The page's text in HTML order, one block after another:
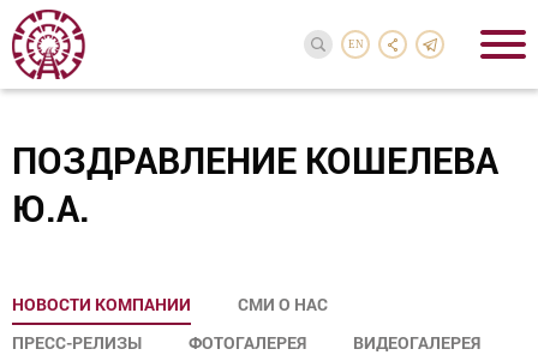
EN
ПОЗДРАВЛЕНИЕ КОШЕЛЕВА
Ю.А.
НОВОСТИ КОМПАНИИ
СМИ О НАС
ПРЕСС-РЕЛИЗЫ
ФОТОГАЛЕРЕЯ
ВИДЕОГАЛЕРЕЯ